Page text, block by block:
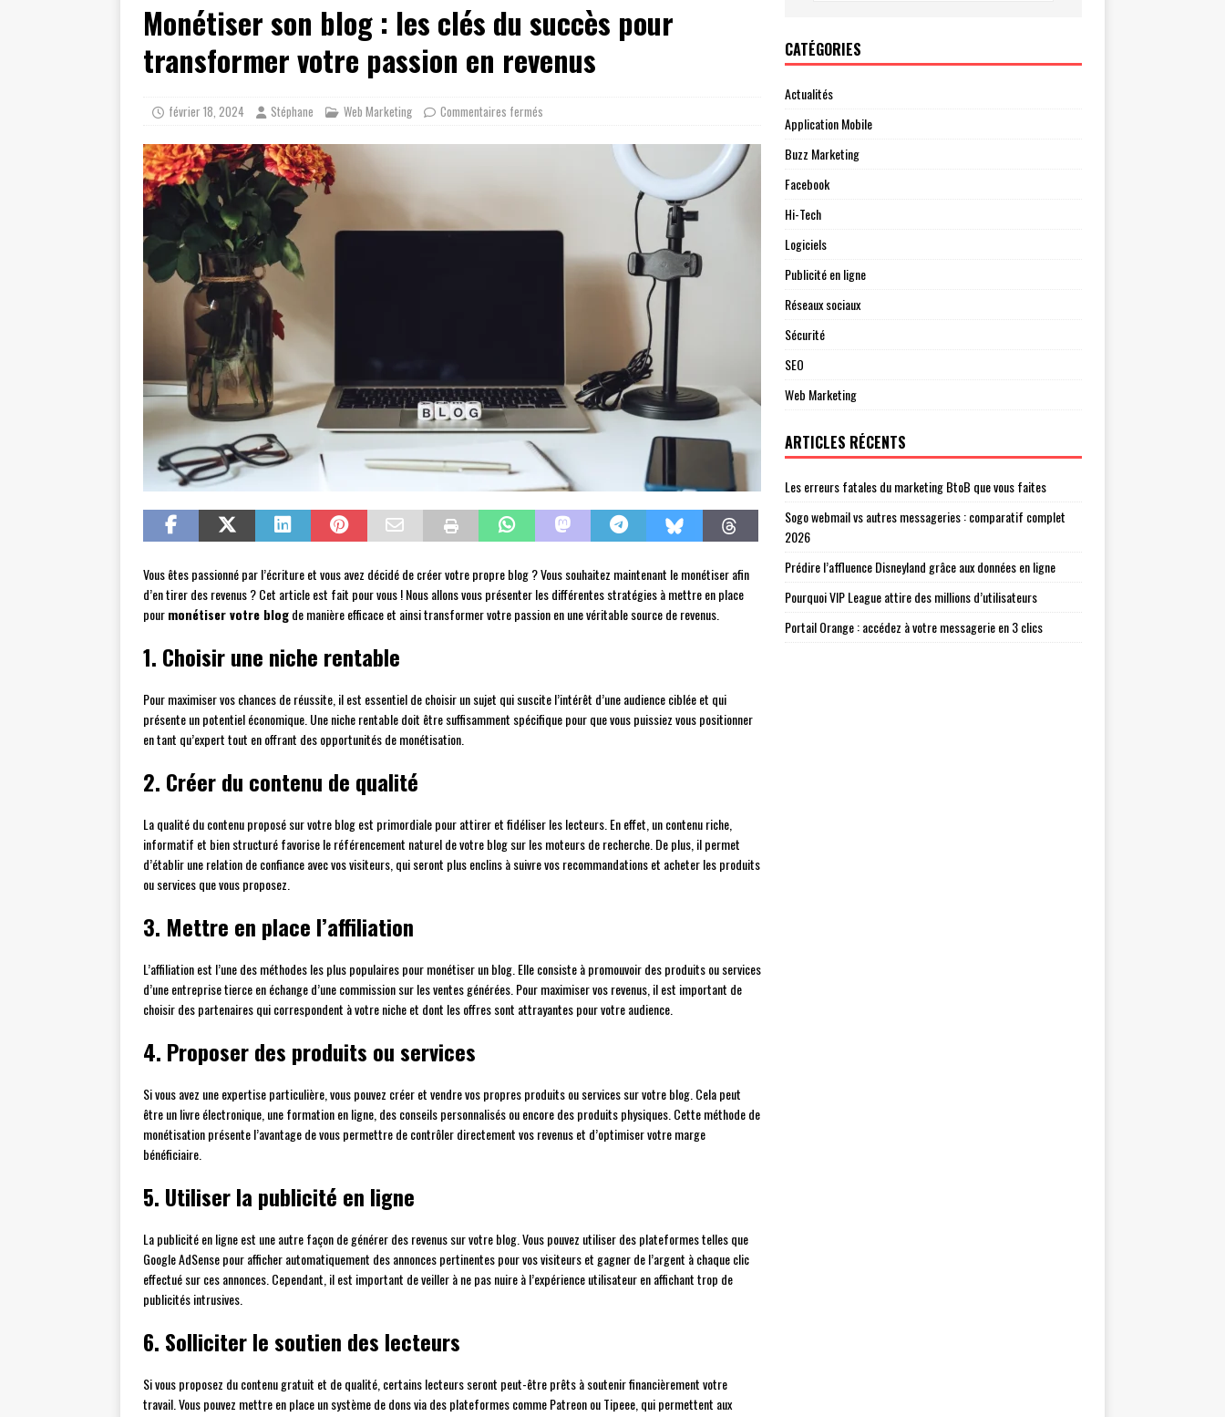
Monétiser son blog : les clés du succès pour
transformer votre passion en revenus
février 18, 2024 Stéphane Web Marketing Commentaires fermés
Vous êtes passionné par l’écriture et vous avez décidé de créer votre propre blog ? Vous souhaitez maintenant le monétiser afin
d’en tirer des revenus ? Cet article est fait pour vous ! Nous allons vous présenter les différentes stratégies à mettre en place
pourmonétiser votre blogde manière efficace et ainsi transformer votre passion en une véritable source de revenus.
1. Choisir une niche rentable
Pour maximiser vos chances de réussite, il est essentiel de choisir un sujet qui suscite l’intérêt d’une audience ciblée et qui
présente un potentiel économique. Une niche rentable doit être suffisamment spécifique pour que vous puissiez vous positionner
en tant qu’expert tout en offrant des opportunités de monétisation.
2. Créer du contenu de qualité
La qualité du contenu proposé sur votre blog est primordiale pour attirer et fidéliser les lecteurs. En effet, un contenu riche,
informatif et bien structuré favorise le référencement naturel de votre blog sur les moteurs de recherche. De plus, il permet
d’établir une relation de confiance avec vos visiteurs, qui seront plus enclins à suivre vos recommandations et acheter les produits
ou services que vous proposez.
3. Mettre en place l’affiliation
L’affiliation est l’une des méthodes les plus populaires pour monétiser un blog. Elle consiste à promouvoir des produits ou services
d’une entreprise tierce en échange d’une commission sur les ventes générées. Pour maximiser vos revenus, il est important de
choisir des partenaires qui correspondent à votre niche et dont les offres sont attrayantes pour votre audience.
4. Proposer des produits ou services
Si vous avez une expertise particulière, vous pouvez créer et vendre vos propres produits ou services sur votre blog. Cela peut
être un livre électronique, une formation en ligne, des conseils personnalisés ou encore des produits physiques. Cette méthode de
monétisation présente l’avantage de vous permettre de contrôler directement vos revenus et d’optimiser votre marge
bénéficiaire.
5. Utiliser la publicité en ligne
La publicité en ligne est une autre façon de générer des revenus sur votre blog. Vous pouvez utiliser des plateformes telles que
Google AdSense pour afficher automatiquement des annonces pertinentes pour vos visiteurs et gagner de l’argent à chaque clic
effectué sur ces annonces. Cependant, il est important de veiller à ne pas nuire à l’expérience utilisateur en affichant trop de
publicités intrusives.
6. Solliciter le soutien des lecteurs
Si vous proposez du contenu gratuit et de qualité, certains lecteurs seront peut-être prêts à soutenir financièrement votre
travail. Vous pouvez mettre en place un système de dons via des plateformes comme Patreon ou Tipeee, qui permettent aux
CATÉGORIES
Actualités
Application Mobile
Buzz Marketing
Facebook
Hi-Tech
Logiciels
Publicité en ligne
Réseaux sociaux
Sécurité
SEO
Web Marketing
ARTICLES RÉCENTS
Les erreurs fatales du marketing BtoB que vous faites
Sogo webmail vs autres messageries : comparatif complet
2026
Prédire l’affluence Disneyland grâce aux données en ligne
Pourquoi VIP League attire des millions d’utilisateurs
Portail Orange : accédez à votre messagerie en 3 clics